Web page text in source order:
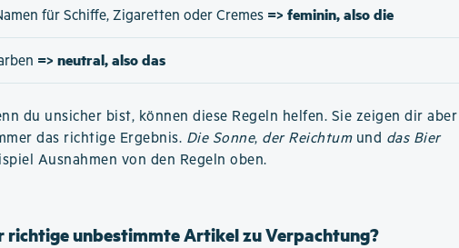
für Schiffe, Zigaretten oder Cremes => feminin, also die
=> neutral, also das
du unsicher bist, können diese Regeln helfen. Sie zeigen dir aber
das richtige Ergebnis. Die Sonne, der Reichtumund das Bier
Ausnahmen von den Regeln oben.
richtige unbestimmte Artikel zu Verpachtung?